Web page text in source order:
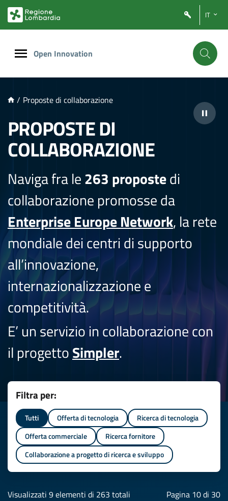
PRINCIPALE
IT
Open Innovation
/ Proposte di collaborazione
PROPOSTE DI
COLLABORAZIONE
Naviga fra le263 propostedi
collaborazione promosse da
Enterprise Europe Network, la rete
mondiale dei centri di supporto
all’innovazione,
internazionalizzazione e
competitività.
E’ un servizio in collaborazione con
il progettoSimpler.
Filtra per:
Tutti Offerta di tecnologia
Ricerca di tecnologia
Offerta commerciale
Ricerca fornitore
Collaborazione a progetto di ricerca e sviluppo
Visualizzati 9 elementi di 263 totali Pagina 10 di 30